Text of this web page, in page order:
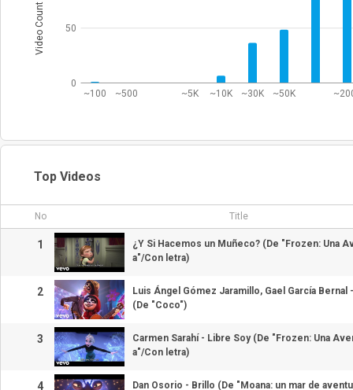
~100 ~500 ~5K ~10K ~30K ~50K
0
50
Video Count
Top Videos
No Title
1
¿Y Si Hacemos un Muñeco? (De "Frozen: Una
a"/Con letra)
2
Luis Ángel Gómez Jaramillo, Gael García Bernal
(De "Coco")
3
Carmen Sarahí - Libre Soy (De "Frozen: Una
a"/Con letra)
4 Dan Osorio - Brillo (De "Moana: un mar de